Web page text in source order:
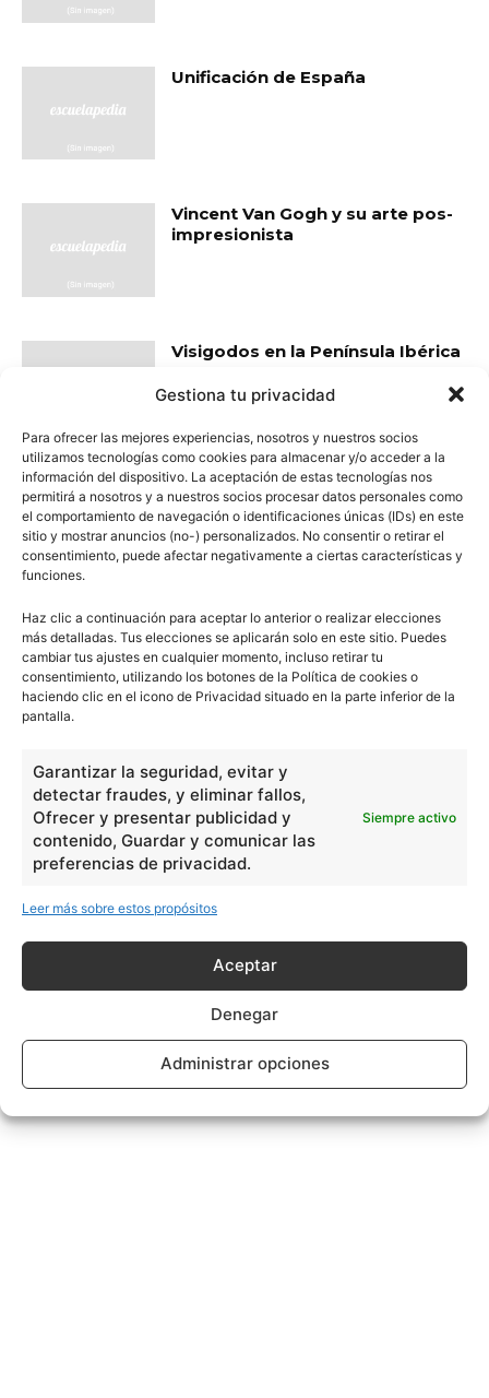
Gestiona tu privacidad
Para ofrecer las mejores experiencias, nosotros y nuestros socios
utilizamos tecnologías como cookies para almacenar y/o acceder a la
información del dispositivo. La aceptación de estas tecnologías nos
permitirá a nosotros y a nuestros socios procesar datos personales como
el comportamiento de navegación o identificaciones únicas (IDs) en este
sitio y mostrar anuncios (no-) personalizados. No consentir o retirar el
consentimiento, puede afectar negativamente a ciertas características y
funciones.
Haz clic a continuación para aceptar lo anterior o realizar elecciones
más detalladas. Tus elecciones se aplicarán solo en este sitio. Puedes
cambiar tus ajustes en cualquier momento, incluso retirar tu
consentimiento, utilizando los botones de la Política de cookies o
haciendo clic en el icono de Privacidad situado en la parte inferior de la
pantalla.
Garantizar la seguridad, evitar y
detectar fraudes, y eliminar fallos,
Ofrecer y presentar publicidad y
contenido, Guardar y comunicar las
preferencias de privacidad.
Siempre activo
Leer más sobre estos propósitos
Aceptar
Denegar
Administrar opciones
Unificación de España
Vincent Van Gogh y su arte pos-
impresionista
Visigodos en la Península Ibérica
- Publicidad -